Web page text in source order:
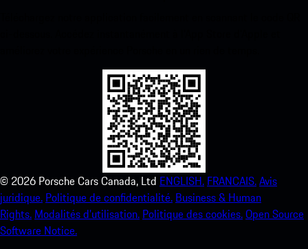
© 2026 Porsche Cars Canada, Ltd ENGLISH. FRANCAIS.Avis
juridique. Politique de confidentialité. Business & Human
Rights. Modalités d’utilisation. Politique des cookies.Open Source
Software Notice.